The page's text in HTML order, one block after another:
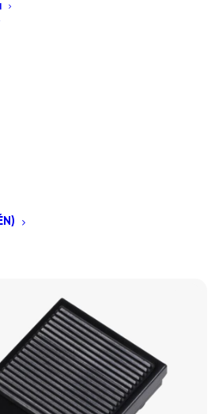
urządzeniami
cenie od najniższej
sortowanie